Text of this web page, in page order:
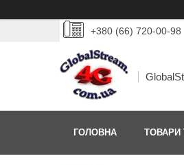
+380 (66) 720-00-98
ГОЛОВНА ТОВАРИ